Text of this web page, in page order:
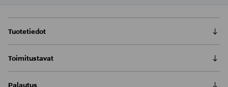
Tuotetiedot
kullattua kuparia, allergisoimattomat. Tilaustuote:
Helsingissä.
Toimitustavat